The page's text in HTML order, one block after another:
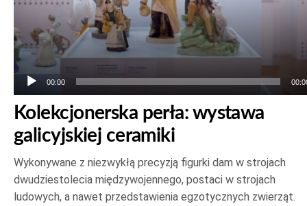
00:00
Kolekcjonerska perła: wystawa
galicyjskiej ceramiki
Wykonywane z niezwykłą precyzją figurki dam w strojach
dwudziestolecia międzywojennego, postaci w strojach
ludowych, a nawet przedstawienia egzotycznych zwierząt.